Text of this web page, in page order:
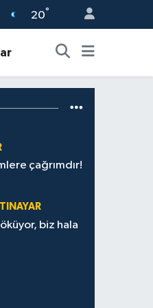
20°
çağrımdır!
biz hala